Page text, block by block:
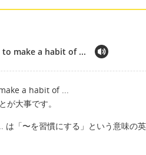
make a habit of ...
a habit of ...
が大事です。
「〜を習慣にする」という意味の英